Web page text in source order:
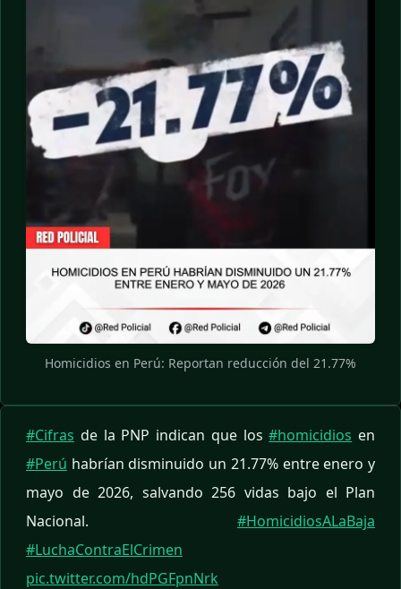
Homicidios en Perú: Reportan reducción del 21.77%
#Cifras de la PNP indican que los#homicidios en
#Perú habrían disminuido un 21.77% entre enero y
mayo de 2026, salvando 256 vidas bajo el Plan
Nacional. #HomicidiosALaBaja
#LuchaContraElCrimen
pic.twitter.com/hdPGFpnNrk